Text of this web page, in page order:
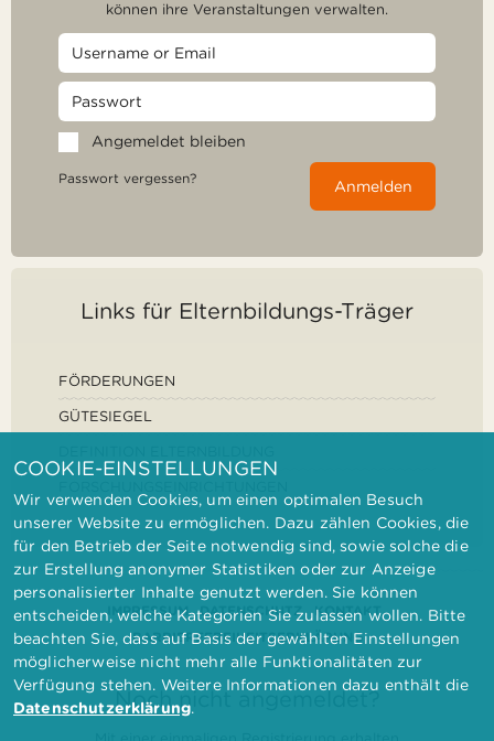
können ihre Veranstaltungen verwalten.
Angemeldet bleiben
Passwort vergessen? Anmelden
Links für Elternbildungs-Träger
FÖRDERUNGEN
GÜTESIEGEL
IMPRESSUM DATENSCHUTZ
KONTAKT
BARRIEREFREIHEITSERKLÄRUNG
Noch nicht angemeldet?
COOKIE-EINSTELLUNGEN
Wir verwenden Cookies, um einen optimalen Besuch
unserer Website zu ermöglichen. Dazu zählen Cookies, die
für den Betrieb der Seite notwendig sind, sowie solche die
zur Erstellung anonymer Statistiken oder zur Anzeige
personalisierter Inhalte genutzt werden. Sie können
entscheiden, welche Kategorien Sie zulassen wollen. Bitte
beachten Sie, dass auf Basis der gewählten Einstellungen
möglicherweise nicht mehr alle Funktionalitäten zur
Verfügung stehen. Weitere Informationen dazu enthält die
Datenschutzerklärung.